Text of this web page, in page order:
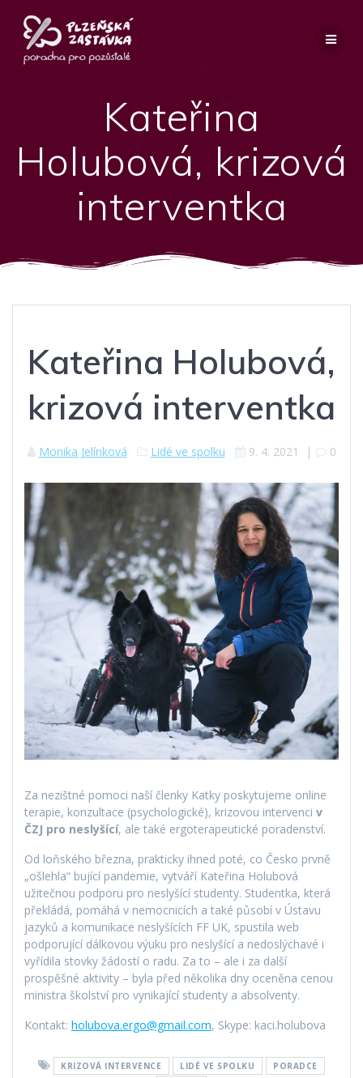
Kateřina
Holubová, krizová
interventka
Kateřina Holubová,
krizová interventka
Monika Jelínková Lidé ve spolku 9. 4. 2021 | 0
Za nezištné pomoci naší členky Katky poskytujeme online
terapie, konzultace (psychologické), krizovou intervenci v
ČZJ pro neslyšící, ale také ergoterapeutické poradenství.
Od loňského března, prakticky ihned poté, co Česko prvně
„ošlehla“ bující pandemie, vytváří Kateřina Holubová
užitečnou podporu pro neslyšící studenty. Studentka, která
překládá, pomáhá v nemocnicích a také působí v Ústavu
jazyků a komunikace neslyšících FF UK, spustila web
podporující dálkovou výuku pro neslyšící a nedoslýchavé i
vyřídila stovky žádostí o radu. Za to – ale i za další
prospěšné aktivity – byla před několika dny oceněna cenou
ministra školství pro vynikající studenty a absolventy.
Kontakt: holubova.ergo@gmail.com, Skype: kaci.holubova
KRIZOVÁ INTERVENCE LIDÉ VE SPOLKU
PORADCE